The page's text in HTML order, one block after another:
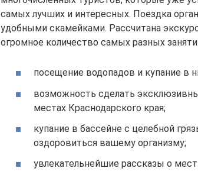
самых лучших и интересных. Поездка
удобными скамейками. Рассчитана
огромное количество самых разных
посещение водопадов и купание в
возможность сделать
местах Краснодарского края;
купание в бассейне с целебной
оздоровиться вашему организму;
увлекательнейшие рассказы о